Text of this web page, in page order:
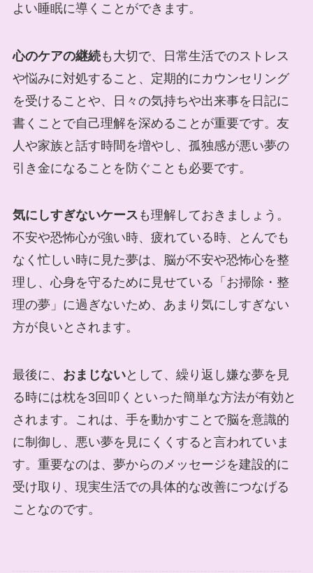
よい睡眠に導くことができます。
心のケアの継続も大切で、日常生活でのストレス
や悩みに対処すること、定期的にカウンセリング
を受けることや、日々の気持ちや出来事を日記に
書くことで自己理解を深めることが重要です。友
人や家族と話す時間を増やし、孤独感が悪い夢の
引き金になることを防ぐことも必要です。
気にしすぎないケース も理解しておきましょう。
不安や恐怖心が強い時、疲れている時、とんでも
なく忙しい時に見た夢は、脳が不安や恐怖心を整
理し、心身を守るために見せている「お掃除・整
理の夢」に過ぎないため、あまり気にしすぎない
方が良いとされます。
最後に、 おまじないとして、繰り返し嫌な夢を見
る時には枕を3回叩くといった簡単な方法が有効と
されます。これは、手を動かすことで脳を意識的
に制御し、悪い夢を見にくくすると言われていま
す。重要なのは、夢からのメッセージを建設的に
受け取り、現実生活での具体的な改善につなげる
ことなのです。